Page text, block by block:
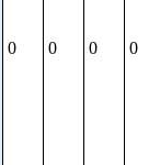
0 0 0 0